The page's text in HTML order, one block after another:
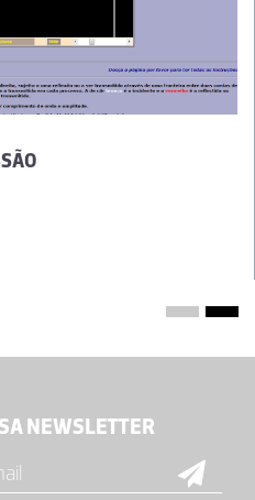
NEWSLETTER